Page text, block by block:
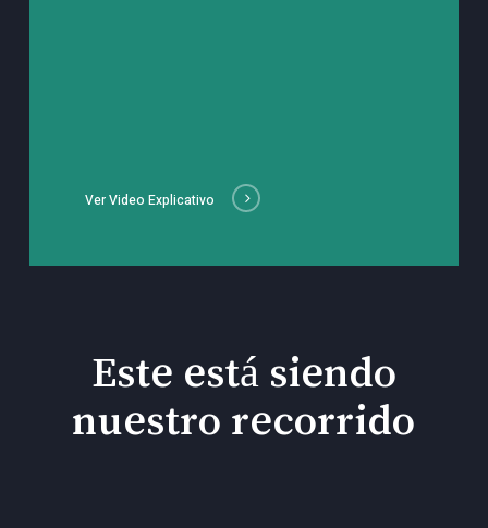
Ver Video Explicativo
Este está siendo
nuestro recorrido